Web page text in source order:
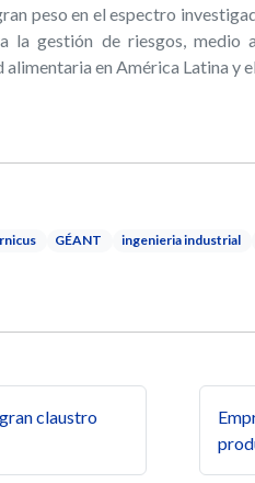
peso en el espectro
la gestión de riesgos, medio
en América Latina y
GÉANT ingenieria industrial
claustro